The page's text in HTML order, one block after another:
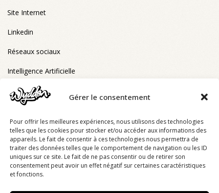
Gérer le consentement
Pour offrir les meilleures expériences, nous utilisons des technologies
telles que les cookies pour stocker et/ou accéder aux informations des
appareils. Le fait de consentir à ces technologies nous permettra de
traiter des données telles que le comportement de navigation ou les ID
uniques sur ce site. Le fait de ne pas consentir ou de retirer son
consentement peut avoir un effet négatif sur certaines caractéristiques
et fonctions.
Site Internet
Linkedin
Réseaux sociaux
Intelligence Artificielle
FORMATIONS ELIGIBLES CPF
RS6993 - Stratégie digitale
RS6993 - Bootcamp stratégie digitale
RS6993 - Stratégie digitale e-learning